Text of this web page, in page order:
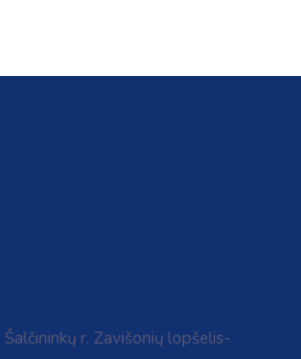
Šalčininkų r. Zavišonių lopšelis-